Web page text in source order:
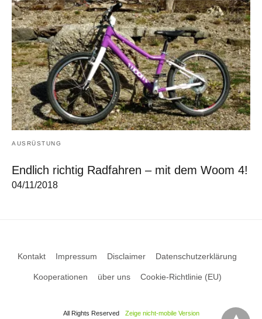
AUSRÜSTUNG
Endlich richtig Radfahren – mit dem Woom 4!
04/11/2018
Kontakt Impressum Disclaimer Datenschutzerklärung
Kooperationen über uns Cookie-Richtlinie (EU)
All Rights Reserved Zeige nicht-mobile Version